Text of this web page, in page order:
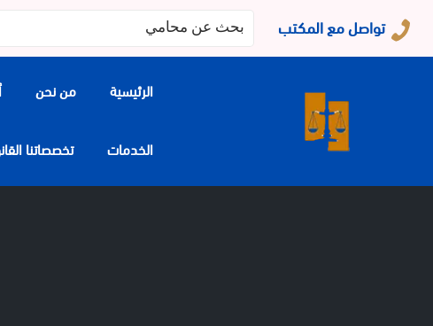
تواصل مع المكتب
البحث
عن:
الرئيسية من نحن
الخدمات تخصصاتنا